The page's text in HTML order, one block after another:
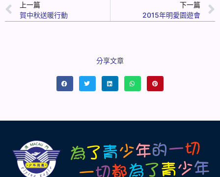
上一篇
賀中秋送暖行動
下一篇
2015年明愛園遊會
分享文章